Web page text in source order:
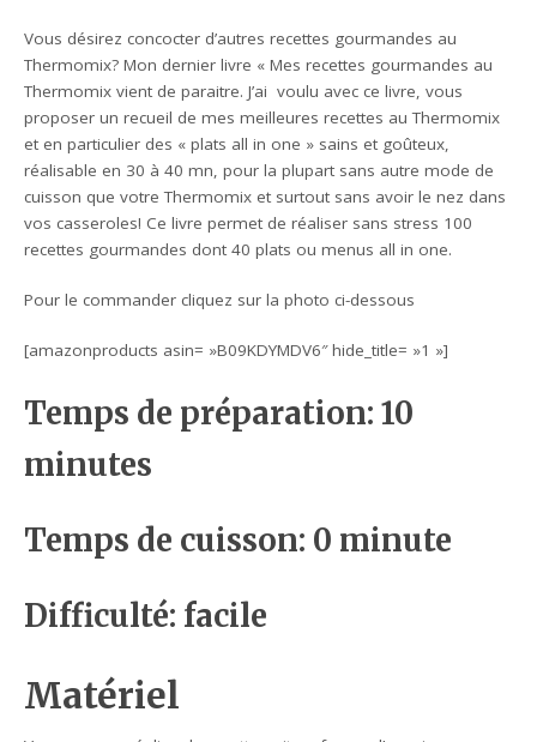
Vous désirez concocter d’autres recettes gourmandes au
Thermomix? Mon dernier livre « Mes recettes gourmandes au
Thermomix vient de paraitre. J’ai voulu avec ce livre, vous
proposer un recueil de mes meilleures recettes au Thermomix
et en particulier des « plats all in one » sains et goûteux,
réalisable en 30 à 40 mn, pour la plupart sans autre mode de
cuisson que votre Thermomix et surtout sans avoir le nez dans
vos casseroles! Ce livre permet de réaliser sans stress 100
recettes gourmandes dont 40 plats ou menus all in one.
Pour le commander cliquez sur la photo ci-dessous
[amazonproducts asin= »B09KDYMDV6″ hide_title= »1 »]
Temps de préparation: 10
minutes
Temps de cuisson: 0 minute
Difficulté: facile
Matériel